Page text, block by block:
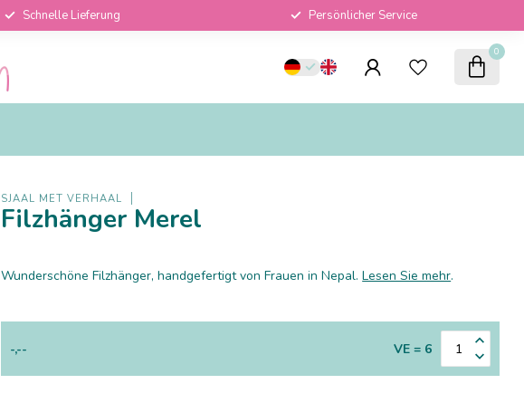
Schnelle Lieferung Persönlicher Service
0
SJAAL MET VERHAAL
Filzhänger Merel
Wunderschöne Filzhänger, handgefertigt von Frauen in Nepal.Lesen Sie mehr.
-,-- VE = 6